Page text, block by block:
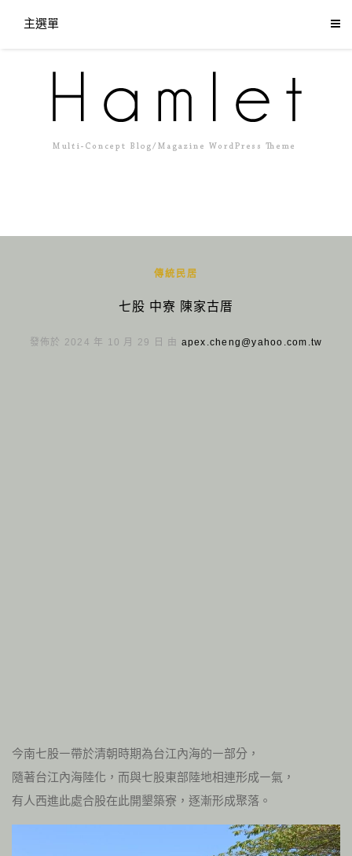
主選單
傳統民居
七股 中寮 陳家古厝
發佈於 2024 年 10 月 29 日 由 apex.cheng@yahoo.com.tw
今南七股㇐帶於清朝時期為台江內海的㇐部分，
隨著台江內海陸化，而與七股東部陸地相連形成㇐氣，
有人西進此處合股在此開墾築寮，逐漸形成聚落。